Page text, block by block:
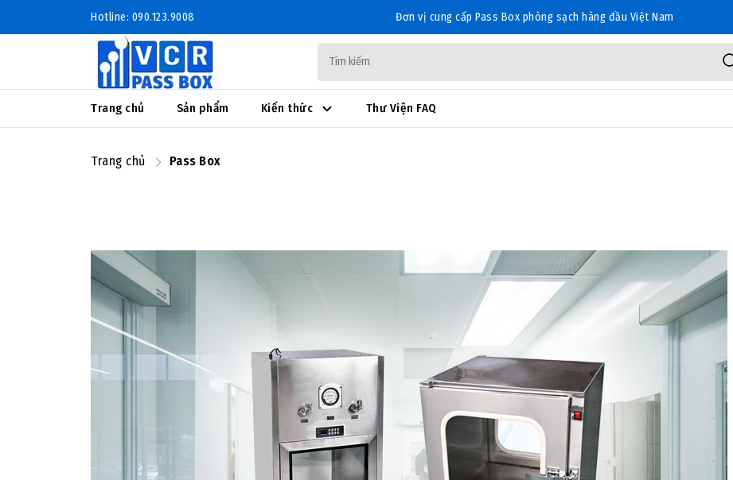
Hotline: 090.123.9008 Đơn vị cung cấp Pass Box phòng sạch hàng đầu Việt Nam
Trang chủ Sản phẩm Kiến thức Thư Viện FAQ
Trang chủ Pass Box